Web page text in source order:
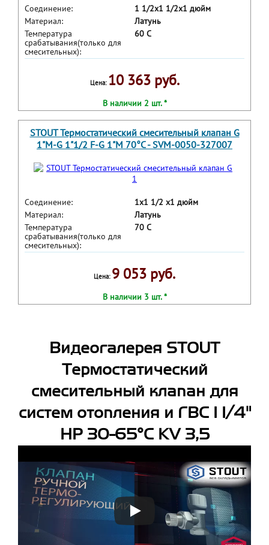
Соединение:
1 1/2x1 1/2x1 дюйм
Материал:
Латунь
Температура
срабатывания(только для
смесительных):
60 С
Цена: 10 363 руб.
В наличии 2 шт. *
STOUT Термостатический смесительный клапан G
1"M-G 1"1/2 F-G 1"M 70°С - SVM-0050-327007
Соединение:
1x1 1/2 x1 дюйм
Материал:
Латунь
Температура
срабатывания(только для
смесительных):
70 С
Цена: 9 053 руб.
В наличии 3 шт. *
Видеогалерея STOUT
Термостатический
смесительный клапан для
систем отопления и ГВС 1 1/4"
НР 30-65°С KV 3,5